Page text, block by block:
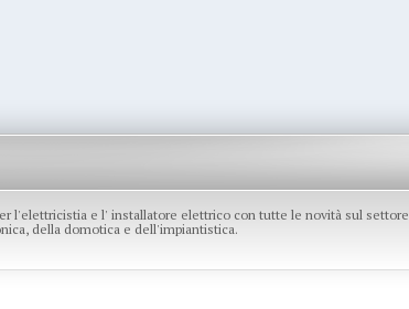
l'elettricistia e l' installatore elettrico con tutte le novità sul settore
della domotica e dell'impiantistica.